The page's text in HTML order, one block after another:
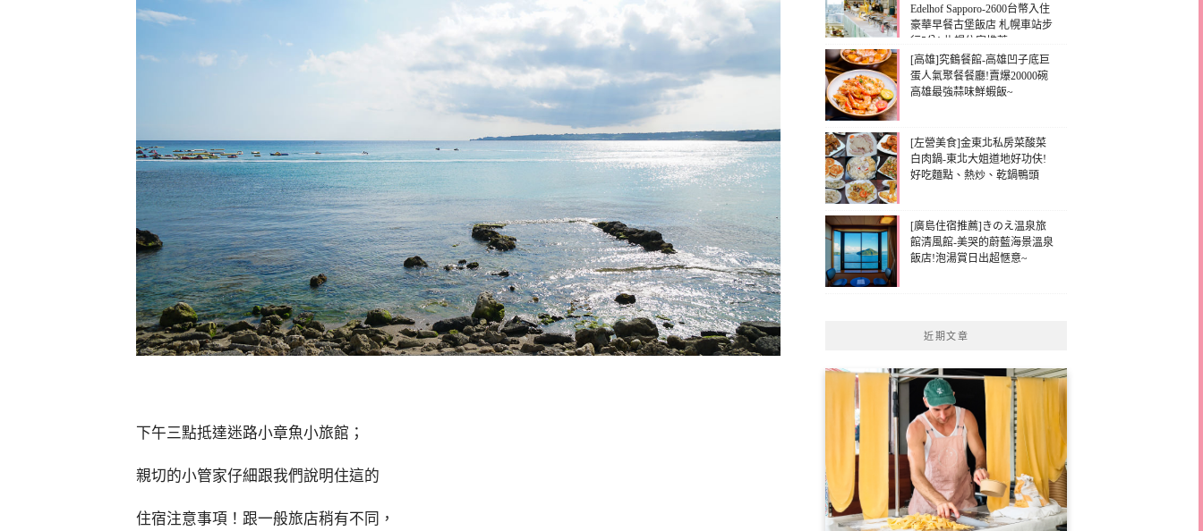
下午三點抵達迷路小章魚小旅館；
親切的小管家仔細跟我們說明住這的
住宿注意事項！跟一般旅店稍有不同，
Edelhof Sapporo-2600台幣入住
豪華早餐古堡飯店 札幌車站步
行5分! 札幌住宿推薦
[高雄]究鶴餐館-高雄凹子底巨
蛋人氣聚餐餐廳!賣爆20000碗
高雄最強蒜味鮮蝦飯~
[左營美食]金東北私房菜酸菜
白肉鍋-東北大姐道地好功伕!
好吃麵點、熱炒、乾鍋鴨頭
[廣島住宿推薦]きのえ温泉旅
館清風館-美哭的蔚藍海景溫泉
飯店!泡湯賞日出超愜意~
近期文章